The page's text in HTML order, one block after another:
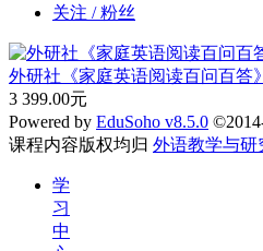
关注 / 粉丝
外研社《家庭英语阅读百问百答
3 399.00元
Powered by EduSoho v8.5.0
课程内容版权均归 外语教学与研
学
习
中